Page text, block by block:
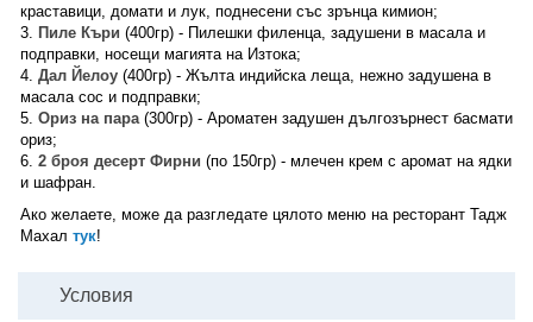
краставици, домати и лук, поднесени със зрънца кимион;
3. Пиле Къри (400гр) - Пилешки филенца, задушени в масала и
подправки, носещи магията на Изтока;
4. Дал Йелоу (400гр) - Жълта индийска леща, нежно задушена в
масала сос и подправки;
5. Ориз на пара(300гр) - Ароматен задушен дългозърнест басмати
ориз;
6. 2 броя десерт Фирни (по 150гр) - млечен крем с аромат на ядки
и шафран.
Ако желаете, може да разгледате цялото меню на ресторант Тадж
Махал тук!
Условия